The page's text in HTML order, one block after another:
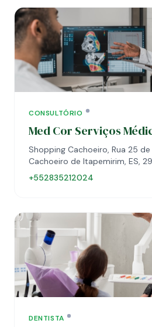
CONSULTÓRIO
Med Cor Serviços
Shopping Cachoeiro, Rua 25 de
Cachoeiro de Itapemirim, ES,
+552835212024
DENTISTA